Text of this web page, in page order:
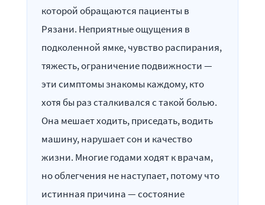
которой обращаются пациенты в
Рязани. Неприятные ощущения в
подколенной ямке, чувство распирания,
тяжесть, ограничение подвижности —
эти симптомы знакомы каждому, кто
хотя бы раз сталкивался с такой болью.
Она мешает ходить, приседать, водить
машину, нарушает сон и качество
жизни. Многие годами ходят к врачам,
но облегчения не наступает, потому что
истинная причина — состояние